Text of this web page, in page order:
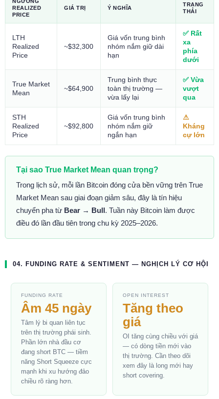
REALIZED
PRICE
GIÁ TRỊ Ý NGHĨA
TRẠNG
THÁI
LTH
Realized
Price
~$32,300
Giá vốn trung bình
nhóm nắm giữ dài
hạn
✅ Rất
xa
phía
dưới
True Market
Mean
~$64,900
Trung bình thực
toàn thị trường —
vừa lấy lại
✅ Vừa
vượt
qua
STH
Realized
Price
~$92,800
Giá vốn trung bình
nhóm nắm giữ
ngắn hạn
⚠
Kháng
cự lớn
Tại sao True Market Mean quan trọng?
Trong lịch sử, mỗi lần Bitcoin đóng cửa bền vững trên True
Market Mean sau giai đoạn giảm sâu, đây là tín hiệu
chuyển pha từ Bear → Bull. Tuần này Bitcoin làm được
điều đó lần đầu tiên trong chu kỳ 2025–2026.
04. FUNDING RATE & SENTIMENT — NGHỊCH LÝ CƠ HỘI
FUNDING RATE
Âm 45 ngày
Tâm lý bi quan liên tục
trên thị trường phái sinh.
Phần lớn nhà đầu cơ
đang short BTC — tiềm
năng Short Squeeze cực
mạnh khi xu hướng đảo
chiều rõ ràng hơn.
OPEN INTEREST
Tăng theo
giá
OI tăng cùng chiều với giá
— có dòng tiền mới vào
thị trường. Cần theo dõi
xem đây là long mới hay
short covering.